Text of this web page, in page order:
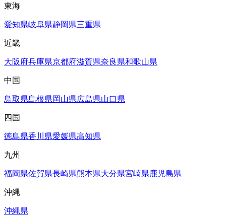
東海
愛知県岐阜県静岡県三重県
近畿
大阪府兵庫県京都府滋賀県奈良県和歌山県
中国
鳥取県島根県岡山県広島県山口県
四国
徳島県香川県愛媛県高知県
九州
福岡県佐賀県長崎県熊本県大分県宮崎県鹿児島県
沖縄
沖縄県